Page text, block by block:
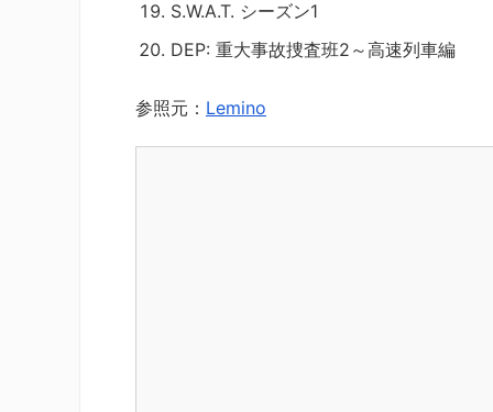
S.W.A.T. シーズン1
DEP: 重大事故捜査班2～高速列車編
参照元： Lemino